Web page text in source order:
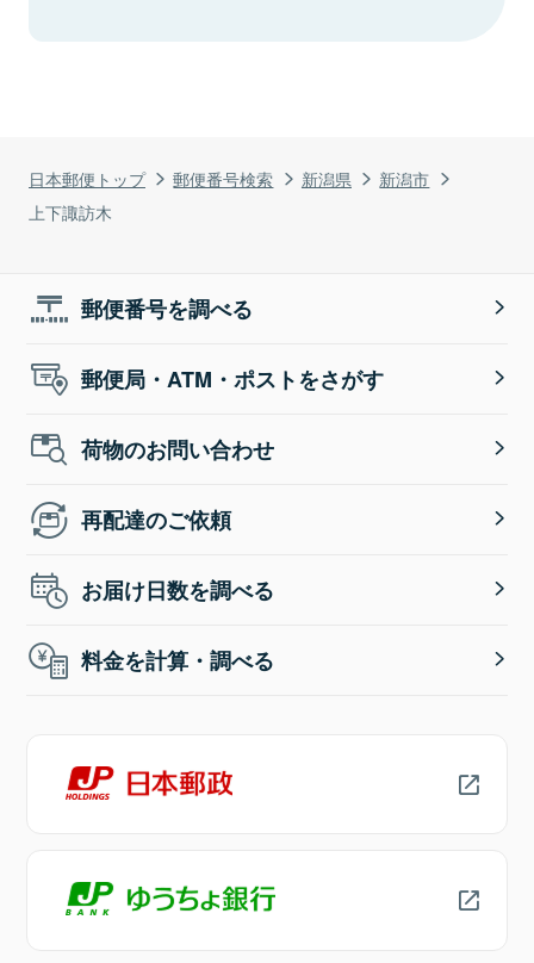
日本郵便トップ 郵便番号検索 新潟県
新潟市
上下諏訪木
郵便番号を調べる
郵便局・ATM・ポストをさがす
荷物のお問い合わせ
再配達のご依頼
お届け日数を調べる
料金を計算・調べる